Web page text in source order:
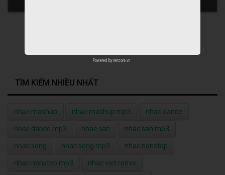
TÌM KIẾM NHIỀU NHẤT
nhạc mashup nhạc mashup mp3 nhac dance
nhac dance mp3 nhac san nhac san mp3
nhac song nhac song mp3 nhac nonstop
nhac nonstop mp3 nhac viet remix
Powered by netcore.vn